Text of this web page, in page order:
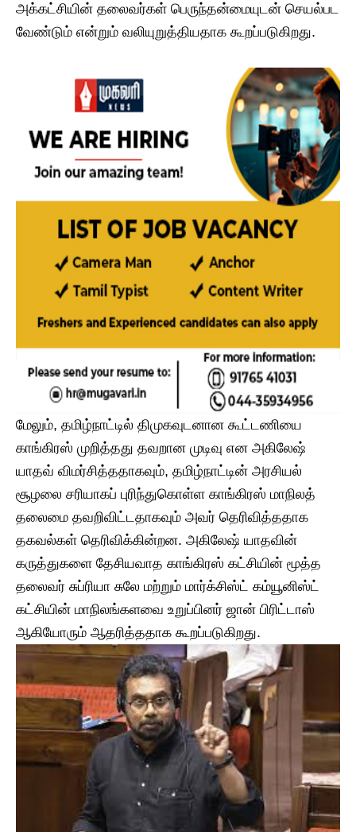
அக்கட்சியின் தலைவர்கள் பெருந்தன்மையுடன் செயல்பட
வேண்டும் என்றும் வலியுறுத்தியதாக கூறப்படுகிறது.
மேலும், தமிழ்நாட்டில் திமுகவுடனான கூட்டணியை
காங்கிரஸ் முறித்தது தவறான முடிவு என அகிலேஷ்
யாதவ் விமர்சித்ததாகவும், தமிழ்நாட்டின் அரசியல்
சூழலை சரியாகப் புரிந்துகொள்ள காங்கிரஸ் மாநிலத்
தலைமை தவறிவிட்டதாகவும் அவர் தெரிவித்ததாக
தகவல்கள் தெரிவிக்கின்றன. அகிலேஷ் யாதவின்
கருத்துகளை தேசியவாத காங்கிரஸ் கட்சியின் மூத்த
தலைவர் சுப்ரியா சுலே மற்றும் மார்க்சிஸ்ட் கம்யூனிஸ்ட்
கட்சியின் மாநிலங்களவை உறுப்பினர் ஜான் பிரிட்டாஸ்
ஆகியோரும் ஆதரித்ததாக கூறப்படுகிறது.